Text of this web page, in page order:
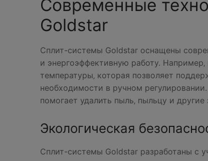
Современные
Goldstar
Сплит-системы Goldstar оснащены
и энергоэффективную работу.
температуры‚ которая позволяет
необходимости в ручном
помогает удалить пыль‚ пыльцу и другие
Экологическая
Сплит-системы Goldstar разработаны с